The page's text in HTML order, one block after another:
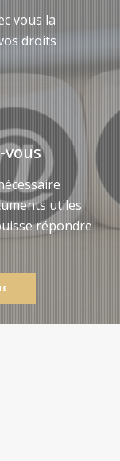
vous la
droits
vous
utiles
répondre